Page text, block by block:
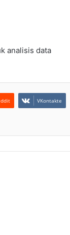
analisis data
VKontakte